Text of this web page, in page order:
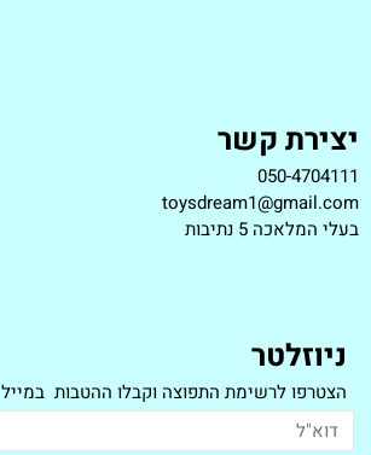
יצירת קשר
050-4704111
toysdream1@gmail.com
בעלי המלאכה 5 נתיבות
ניוזלטר
הצטרפו לרשימת התפוצה וקבלו ההטבות במייל